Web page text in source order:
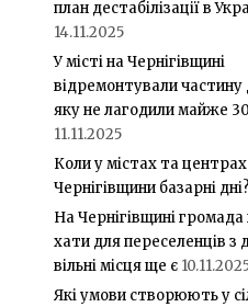
план дестабілізації в
14.11.2025
У місті на Чернігівщині
відремонтували частину
яку не лагодили майже
11.11.2025
Коли у містах та
Чернігівщини базарні дні?
На Чернігівщині громада
хати для переселенців з
вільні місця ще є
Які умови створюють у